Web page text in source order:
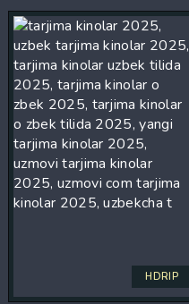
HDRIP